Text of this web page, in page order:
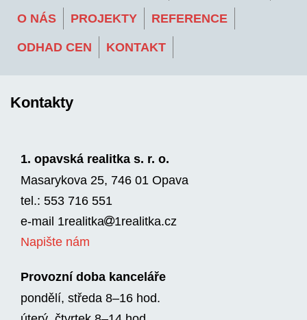
O NÁS PROJEKTY REFERENCE
ODHAD CEN KONTAKT
Kontakty
1. opavská realitka s. r. o.
Masarykova 25, 746 01 Opava
tel.: 553 716 551
e-mail 1realitka
1rea­litka.cz
Napište nám
Provozní doba kanceláře
pondělí, středa 8–16 hod.